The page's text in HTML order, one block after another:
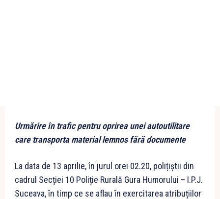
Urmărire în trafic pentru oprirea unei autoutilitare
care transporta material lemnos fără documente
La data de 13 aprilie, în jurul orei 02.20, polițiștii din
cadrul Secției 10 Poliție Rurală Gura Humorului – I.P.J.
Suceava, în timp ce se aflau în exercitarea atribuțiilor